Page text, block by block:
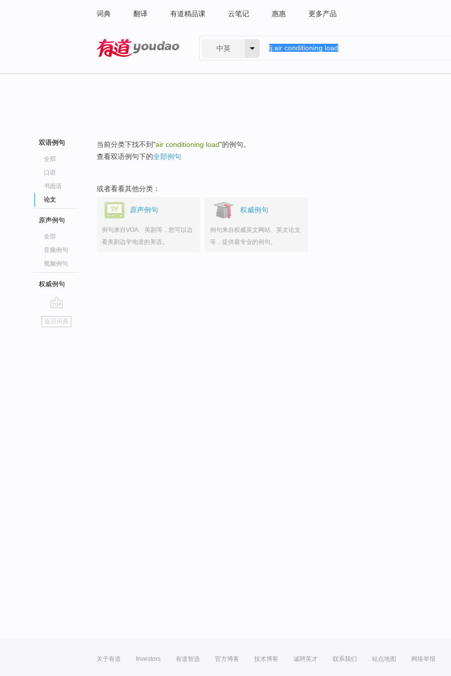
词典 翻译 有道精品课 云笔记 惠惠 更多产品
中英
双语例句
全部
口语
书面语
论文
原声例句
全部
音频例句
视频例句
权威例句
go
top
返回词典
当前分类下找不到"air conditioning load"的例句。
查看双语例句下的全部例句
或者看看其他分类：
原声例句
例句来自VOA、美剧等，您可以边
看美剧边学地道的美语。
权威例句
例句来自权威英文网站、英文论文
等，提供最专业的例句。
关于有道 Investors 有道智选 官方博客 技术博客 诚聘英才 联系我们 站点地图 网络举报